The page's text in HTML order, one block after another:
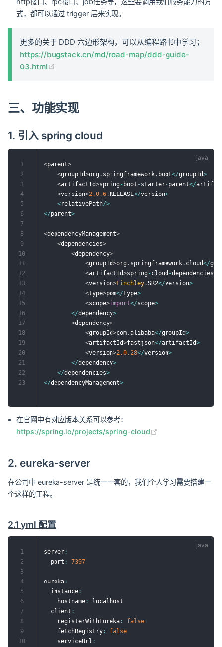
式，都可以通过 trigger 层来实现。
更多的关于 DDD 六边形架构，可以从编程路书中学习；
https://bugstack.cn/md/road-map/ddd-guide-
03.html
三、功能实现
1. 引入 spring cloud
<parent>
<groupId>org . springframework . boot</groupId>
<artifactId>spring - boot - starter- parent</
<version>2.0.6 . RELEASE</version>
<relativePath/>
</parent>
<dependencyManagement>
<dependencies>
<dependency>
<groupId>org . springframework . cloud</
<artifactId>spring - cloud -dependencies<
<version>Finchley .SR2</version>
<type>pom</type>
<scope>import</scope>
</dependency>
<dependency>
<groupId>com .alibaba</groupId>
<artifactId>fastjson</artifactId>
<version>2.0.28</version>
</dependency>
</dependencies>
</dependencyManagement>
1
2
3
4
5
6
7
8
9
10
11
12
13
14
15
16
17
18
19
20
21
22
23
在官网中有对应版本关系可以参考：
https://spring.io/projects/spring-cloud
2. eureka-server
在公司中 eureka-server 是统一一套的，我们个人学习需要搭建一
个这样的工程。
2.1 yml 配置
server :
  port
: 7397
eureka :
  instance
:
    hostname
:
localhost
  client
:
    registerWithEureka
:
false
    fetchRegistry
:
false
    serviceUrl
:
1
2
3
4
5
6
7
8
9
10